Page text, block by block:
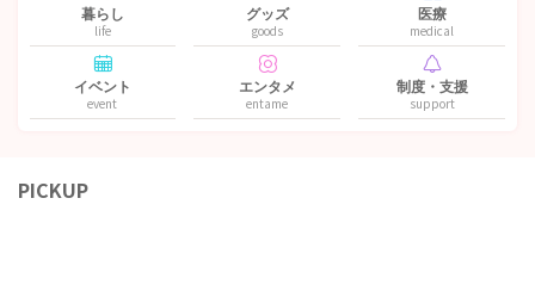
暮らし
life
グッズ
goods
医療
medical
イベント
event
エンタメ
entame
制度・支援
support
PICKUP